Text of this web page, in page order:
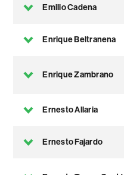
Emilio Cadena
Enrique Beltranena
Enrique Zambrano
Ernesto Allaria
Ernesto Fajardo